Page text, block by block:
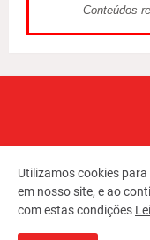
Conteúdos
Utilizamos cookies
em nosso site, e ao
com estas condições